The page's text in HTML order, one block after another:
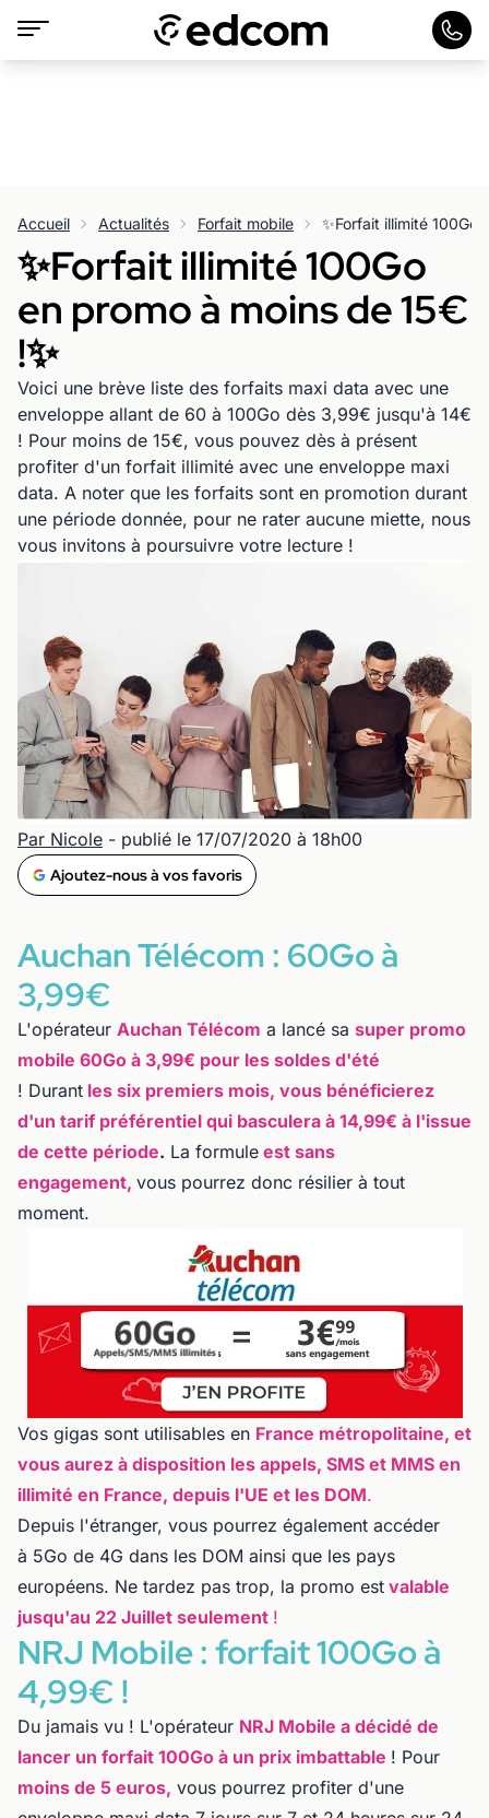
Accueil Actualités Forfait mobile ✨️Forfait illimité 100Go
✨️Forfait illimité 100Go
en promo à moins de 15€
!✨️
Voici une brève liste des forfaits maxi data avec une
enveloppe allant de 60 à 100Go dès 3,99€ jusqu'à 14€
! Pour moins de 15€, vous pouvez dès à présent
profiter d'un forfait illimité avec une enveloppe maxi
data. A noter que les forfaits sont en promotion durant
une période donnée, pour ne rater aucune miette, nous
vous invitons à poursuivre votre lecture !
Par Nicole - publié le 17/07/2020 à 18h00
Ajoutez-nous à vos favoris
Auchan Télécom : 60Go à
3,99€
L'opérateur Auchan Télécom a lancé sa super promo
mobile 60Go à 3,99€ pour les soldes d'été
! Durant les six premiers mois, vous bénéficierez
d'un tarif préférentiel qui basculera à 14,99€ à l'issue
de cette période. La formule est sans
engagement, vous pourrez donc résilier à tout
moment.
Vos gigas sont utilisables en France métropolitaine, et
vous aurez à disposition les appels, SMS et MMS en
illimité en France, depuis l'UE et les DOM.
Depuis l'étranger, vous pourrez également accéder
à 5Go de 4G dans les DOM ainsi que les pays
européens. Ne tardez pas trop, la promo est valable
jusqu'au 22 Juillet seulement !
NRJ Mobile : forfait 100Go à
4,99€ !
Du jamais vu ! L'opérateur NRJ Mobile a décidé de
lancer un forfait 100Go à un prix imbattable ! Pour
moins de 5 euros, vous pourrez profiter d'une